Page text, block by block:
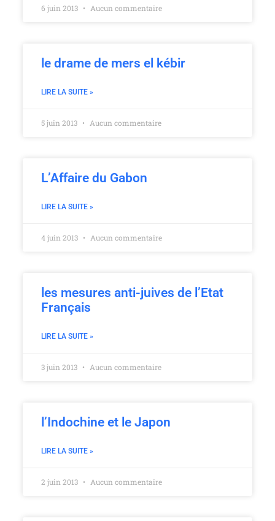
6 juin 2013 Aucun commentaire
le drame de mers el kébir
LIRE LA SUITE »
5 juin 2013 Aucun commentaire
L’Affaire du Gabon
LIRE LA SUITE »
4 juin 2013 Aucun commentaire
les mesures anti-juives de l’Etat
Français
LIRE LA SUITE »
3 juin 2013 Aucun commentaire
l’Indochine et le Japon
LIRE LA SUITE »
2 juin 2013 Aucun commentaire